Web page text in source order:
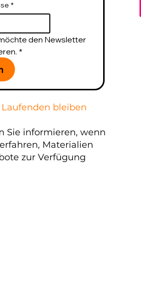
*
den Newsletter
*
bleiben
Sie informieren, wenn
Materialien
zur Verfügung